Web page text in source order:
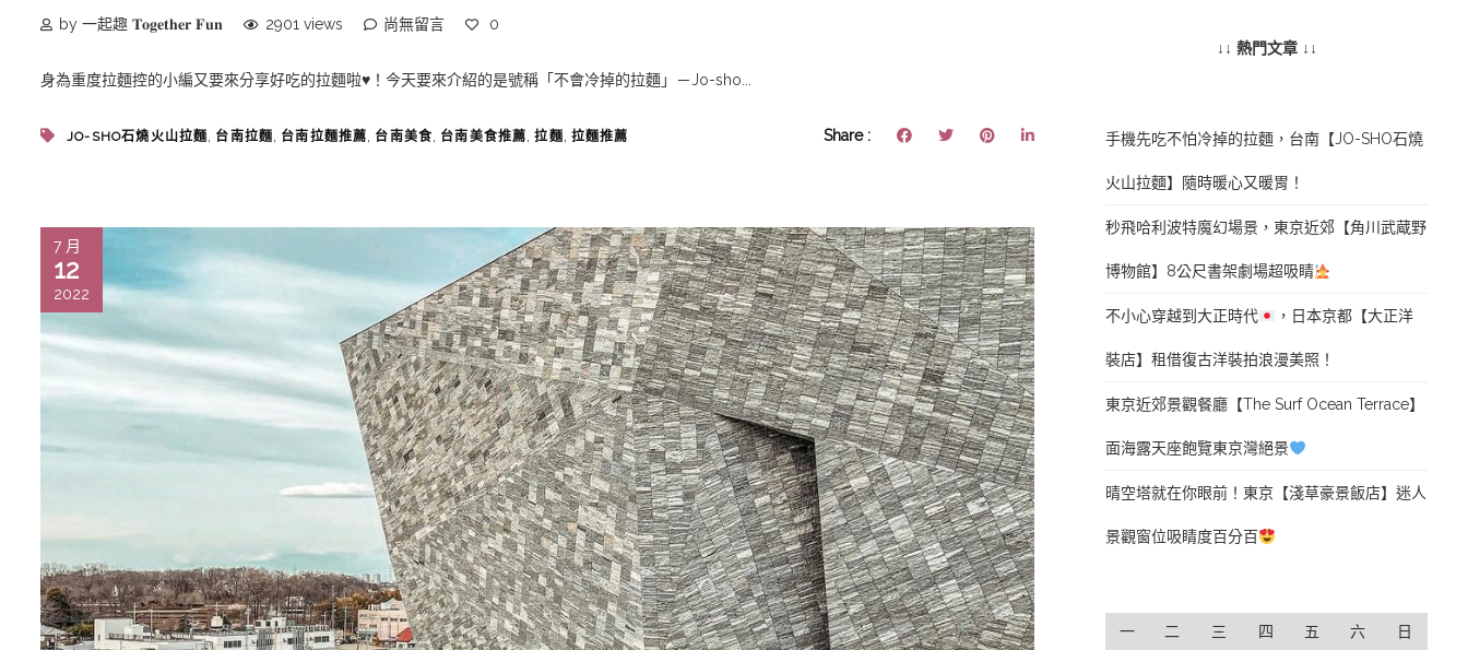
by 一起趣 𝐓𝐨𝐠𝐞𝐭𝐡𝐞𝐫 𝐅𝐮𝐧 2901 views 尚無留言 0
身為重度拉麵控的小編又要來分享好吃的拉麵啦♥️！今天要來介紹的是號稱「不會冷掉的拉麵」－Jo-sho...
JO-SHO石燒火山拉麵, 台南拉麵, 台南拉麵推薦, 台南美食, 台南美食推薦,拉麵, 拉麵推薦 Share :
7 月
12
2022
↓↓ 熱門文章 ↓↓
手機先吃不怕冷掉的拉麵，台南【JO-SHO石燒
火山拉麵】隨時暖心又暖胃！
秒飛哈利波特魔幻場景，東京近郊【角川武蔵野
博物館】8公尺書架劇場超吸睛
不小心穿越到大正時代 ，日本京都【大正洋
裝店】租借復古洋裝拍浪漫美照！
東京近郊景觀餐廳【The Surf Ocean Terrace】
面海露天座飽覽東京灣絕景
晴空塔就在你眼前！東京【淺草豪景飯店】迷人
景觀窗位吸睛度百分百
一 二 三 四 五 六 日